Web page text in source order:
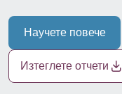
Научете повече
Изтеглете отчети